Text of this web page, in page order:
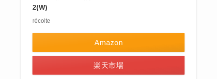
2(W)
récolte
Amazon
楽天市場